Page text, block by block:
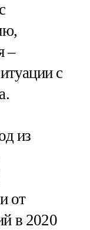
–
с
из
от
в 2020